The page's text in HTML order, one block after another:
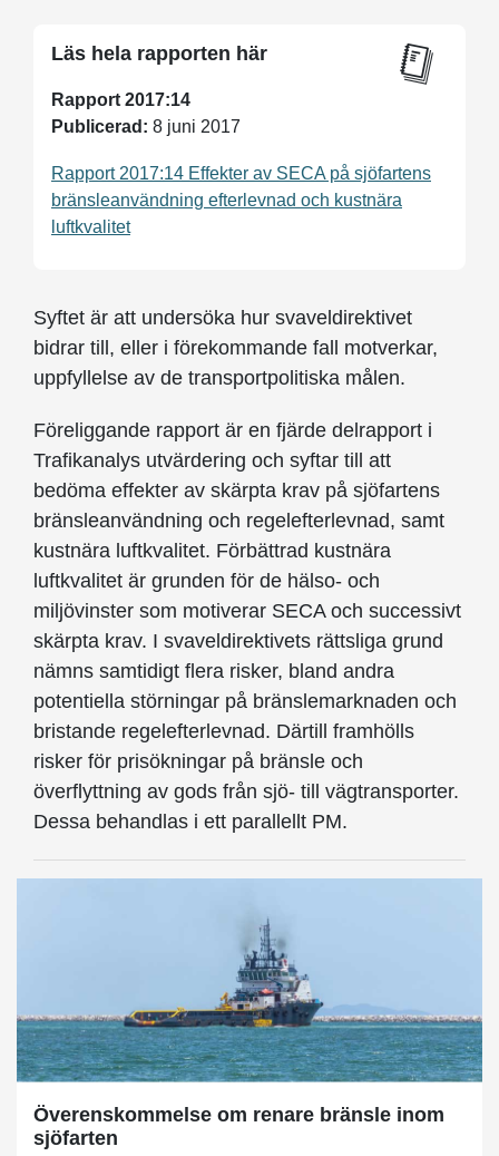
Läs hela rapporten här
Rapport 2017:14
Publicerad: 8 juni 2017
Rapport 2017:14 Effekter av SECA på sjöfartens
bränsleanvändning efterlevnad och kustnära
luftkvalitet
Syftet är att undersöka hur svaveldirektivet
bidrar till, eller i förekommande fall motverkar,
uppfyllelse av de transportpolitiska målen.
Föreliggande rapport är en fjärde delrapport i
Trafikanalys utvärdering och syftar till att
bedöma effekter av skärpta krav på sjöfartens
bränsleanvändning och regelefterlevnad, samt
kustnära luftkvalitet. Förbättrad kustnära
luftkvalitet är grunden för de hälso- och
miljövinster som motiverar SECA och successivt
skärpta krav. I svaveldirektivets rättsliga grund
nämns samtidigt flera risker, bland andra
potentiella störningar på bränslemarknaden och
bristande regelefterlevnad. Därtill framhölls
risker för prisökningar på bränsle och
överflyttning av gods från sjö- till vägtransporter.
Dessa behandlas i ett parallellt PM.
Överenskommelse om renare bränsle inom
sjöfarten